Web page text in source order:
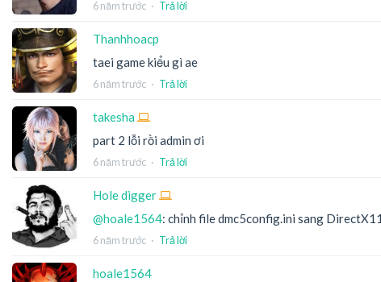
6 năm trước · Trả lời
Thanhhoacp
taei game kiểu gì ae
6 năm trước · Trả lời
takesha
part 2 lỗi rồi admin ơi
6 năm trước · Trả lời
Hole digger
@hoale1564: chỉnh file dmc5config.ini sang
6 năm trước · Trả lời
hoale1564